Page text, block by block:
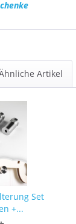
Artikel
Set
+...